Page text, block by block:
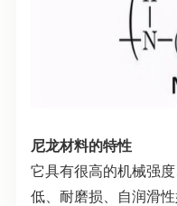
尼龙材料的特性
它具有很高的机械强
低、耐磨损、自润滑